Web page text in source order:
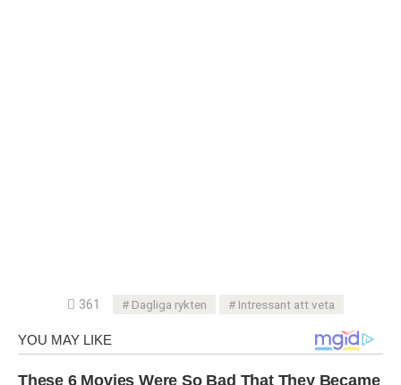
361 Dagliga rykten Intressant att veta